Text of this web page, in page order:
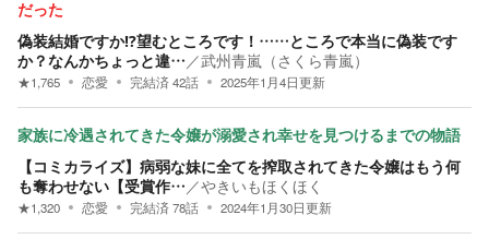
だった
偽装結婚ですか⁉望むところです！……ところで本当に偽装です
か？なんかちょっと違… ／武州青嵐（さくら青嵐）
★1,765 恋愛 完結済42話 2025年1月4日更新
家族に冷遇されてきた令嬢が溺愛され幸せを見つけるまでの物語
【コミカライズ】病弱な妹に全てを搾取されてきた令嬢はもう何
も奪わせない【受賞作… ／やきいもほくほく
★1,320 恋愛 完結済78話 2024年1月30日更新